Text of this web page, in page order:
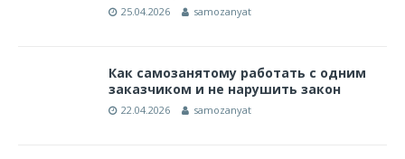
25.04.2026 samozanyat
Как самозанятому работать с одним
заказчиком и не нарушить закон
22.04.2026 samozanyat